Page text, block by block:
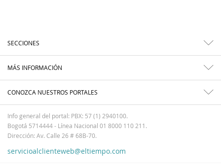
SECCIONES
MÁS INFORMACIÓN
CONOZCA NUESTROS PORTALES
Info general del portal: PBX: 57 (1) 2940100.
Bogotá 5714444 - Línea Nacional 01 8000 110 211.
Dirección: Av. Calle 26 # 68B-70.
servicioalclienteweb@eltiempo.com